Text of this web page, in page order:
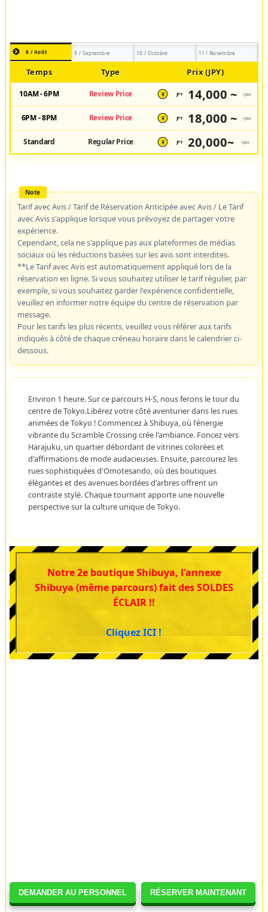
DEMANDER AU PERSONNEL RÉSERVER MAINTENANT
8 / Août 9 / Septembre 10 / Octobre 11 / Novembre
Temps Type Prix (JPY)
10AM - 6PM Review Price ¥ JPY 14,000 ~ /pax
6PM - 8PM Review Price ¥ JPY 18,000 ~ /pax
Standard Regular Price ¥ JPY 20,000~ /pax
Tarif avec Avis / Tarif de Réservation Anticipée avec Avis / Le Tarif
avec Avis s'applique lorsque vous prévoyez de partager votre
expérience.
Cependant, cela ne s'applique pas aux plateformes de médias
sociaux où les réductions basées sur les avis sont interdites.
**Le Tarif avec Avis est automatiquement appliqué lors de la
réservation en ligne. Si vous souhaitez utiliser le tarif régulier, par
exemple, si vous souhaitez garder l'expérience confidentielle,
veuillez en informer notre équipe du centre de réservation par
message.
Pour les tarifs les plus récents, veuillez vous référer aux tarifs
indiqués à côté de chaque créneau horaire dans le calendrier ci-
dessous.
Environ 1 heure. Sur ce parcours H-S, nous ferons le tour du
centre de Tokyo.Libérez votre côté aventurier dans les rues
animées de Tokyo ! Commencez à Shibuya, où l'énergie
vibrante du Scramble Crossing crée l'ambiance. Foncez vers
Harajuku, un quartier débordant de vitrines colorées et
d'affirmations de mode audacieuses. Ensuite, parcourez les
rues sophistiquées d'Omotesando, où des boutiques
élégantes et des avenues bordées d'arbres offrent un
contraste stylé. Chaque tournant apporte une nouvelle
perspective sur la culture unique de Tokyo.
Notre 2e boutique Shibuya, l'annexe
Shibuya (même parcours) fait des SOLDES
ÉCLAIR !!
Cliquez ICI !